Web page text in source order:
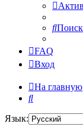
Поиск
FAQ
Вход
На главную
Поиск
Язык: